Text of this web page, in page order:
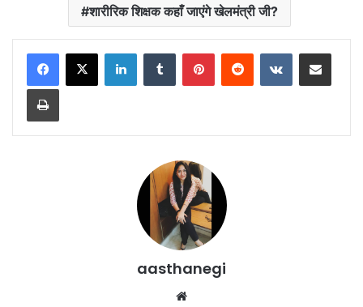
शारीरिक शिक्षक कहाँ जाएंगे खेलमंत्री जी?
LinkedInTumblr PinterestReddit VKontakteShare via Email
Print
aasthanegi